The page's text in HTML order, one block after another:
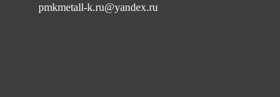
pmkmetall-k.ru@yandex.ru